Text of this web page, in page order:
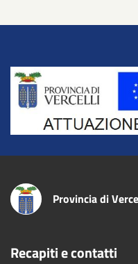
Title
Provincia di
Recapiti e contatti